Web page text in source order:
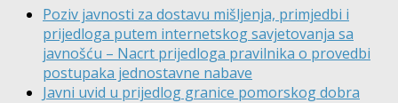
Poziv javnosti za dostavu mišljenja, primjedbi i
prijedloga putem internetskog savjetovanja sa
javnošću – Nacrt prijedloga pravilnika o provedbi
postupaka jednostavne nabave
Javni uvid u prijedlog granice pomorskog dobra